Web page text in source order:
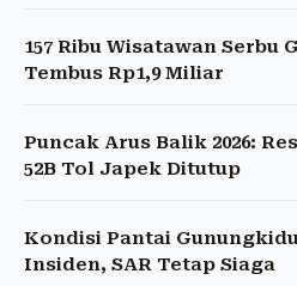
157 Ribu Wisatawan Serbu
Tembus Rp1,9 Miliar
Puncak Arus Balik 2026:
52B Tol Japek Ditutup
Kondisi Pantai
Insiden, SAR Tetap Siaga